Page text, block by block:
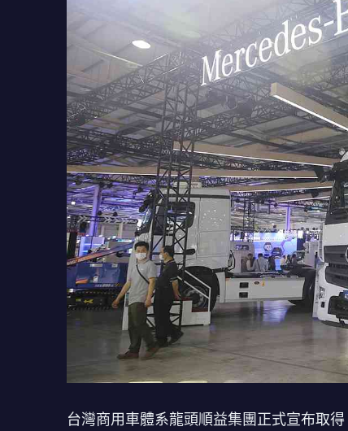
台灣商用車體系龍頭順益集團正式宣布取